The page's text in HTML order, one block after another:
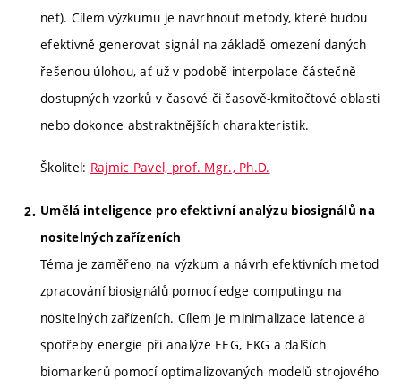
net). Cílem výzkumu je navrhnout metody, které budou
efektivně generovat signál na základě omezení daných
řešenou úlohou, ať už v podobě interpolace částečně
dostupných vzorků v časové či časově-kmitočtové oblasti
nebo dokonce abstraktnějších charakteristik.
Školitel: Rajmic Pavel, prof. Mgr., Ph.D.
Umělá inteligence pro efektivní analýzu biosignálů na
nositelných zařízeních
Téma je zaměřeno na výzkum a návrh efektivních metod
zpracování biosignálů pomocí edge computingu na
nositelných zařízeních. Cílem je minimalizace latence a
spotřeby energie při analýze EEG, EKG a dalších
biomarkerů pomocí optimalizovaných modelů strojového